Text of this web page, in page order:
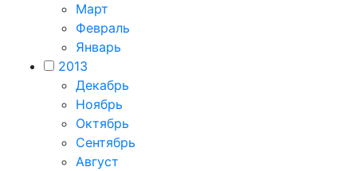
Март
Февраль
Январь
2013
Декабрь
Ноябрь
Октябрь
Сентябрь
Август